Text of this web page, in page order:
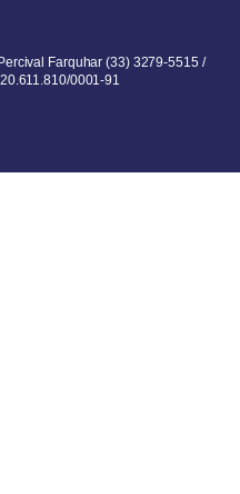
Farquhar (33) 3279-5515 /
0001-91